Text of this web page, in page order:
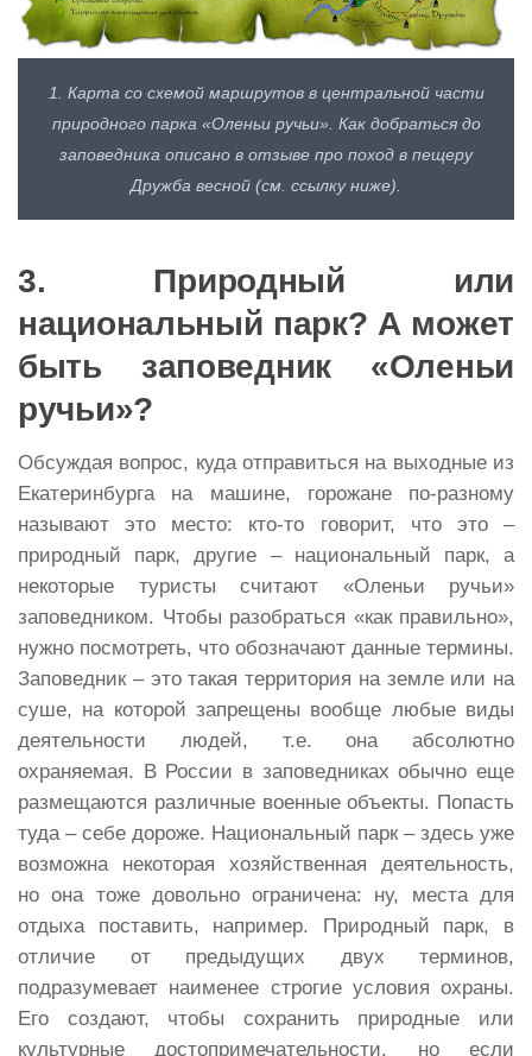
1. Карта со схемой маршрутов в центральной части
природного парка «Оленьи ручьи». Как добраться до
заповедника описано в отзыве про поход в пещеру
Дружба весной (см. ссылку ниже).
3. Природный или
национальный парк? А может
быть заповедник «Оленьи
ручьи»?
Обсуждая вопрос, куда отправиться на выходные из
Екатеринбурга на машине, горожане по-разному
называют это место: кто-то говорит, что это –
природный парк, другие – национальный парк, а
некоторые туристы считают «Оленьи ручьи»
заповедником. Чтобы разобраться «как правильно»,
нужно посмотреть, что обозначают данные термины.
Заповедник – это такая территория на земле или на
суше, на которой запрещены вообще любые виды
деятельности людей, т.е. она абсолютно
охраняемая. В России в заповедниках обычно еще
размещаются различные военные объекты. Попасть
туда – себе дороже. Национальный парк – здесь уже
возможна некоторая хозяйственная деятельность,
но она тоже довольно ограничена: ну, места для
отдыха поставить, например. Природный парк, в
отличие от предыдущих двух терминов,
подразумевает наименее строгие условия охраны.
Его создают, чтобы сохранить природные или
культурные достопримечательности, но если